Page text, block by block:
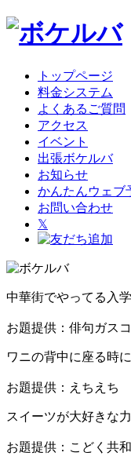
トップページ
料金システム
よくあるご質問
アクセス
イベント
出張ボケルバ
お知らせ
かんたんウェブ
お問い合わせ
𝕏
中華街でやってる入
お題提供：俳句ガス
ワニの背中に座る時
お題提供：えちえち
スイーツが大好きな
お題提供：こどく共